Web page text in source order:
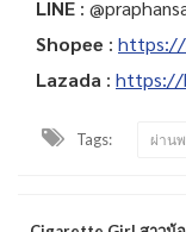
LINE :
Shopee : https://
Lazada : https://
Tags: ผ่าน